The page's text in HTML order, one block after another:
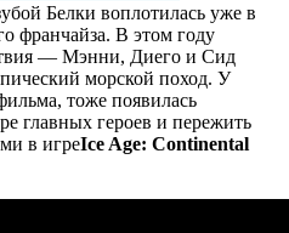
Белки воплотилась уже в
франчайза. В этом году
— Мэнни, Диего и Сид
морской поход. У
тоже появилась
главных героев и пережить
в игреIce Age: Continental